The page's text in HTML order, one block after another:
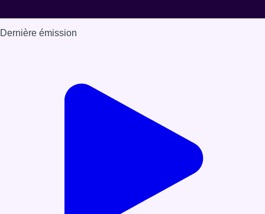
Dernière émission